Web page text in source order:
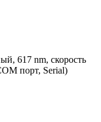
617 nm, скорость
порт, Serial)